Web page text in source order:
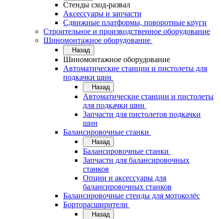
Стенды сход-развал
Аксессуары и запчасти
Сдвижные платформы, поворотные круги
Строительное и производственное оборудование
Шиномонтажное оборудование
Назад
Шиномонтажное оборудование
Автоматические станции и пистолеты для
подкачки шин
Назад
Автоматические станции и пистолеты
для подкачки шин
Запчасти для пистолетов подкачки
шин
Балансировочные станки
Назад
Балансировочные станки
Запчасти для балансировочных
станков
Опции и аксессуары для
балансировочных станков
Балансировочные стенды для мотоколёс
Борторасширители
Назад